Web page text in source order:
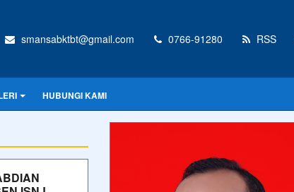
smansabktbt@gmail.com 0766-91280 RSS
HUBUNGI KAMI